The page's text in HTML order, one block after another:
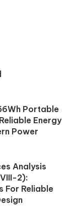
Portable
Energy
Power
Analysis
2):
For Reliable